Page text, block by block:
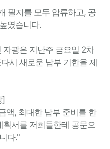
필지를 모두 압류하고, 공
였습니다.
자광은 지난주 금요일 2차
시 새로운 납부 기한을 제
]
액, 최대한 납부 준비를 한
획서를 저희들한테 공문으
다."